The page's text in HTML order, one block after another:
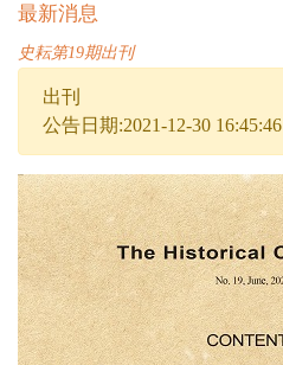
最新消息
史耘第19期出刊
出刊
公告日期:2021-12-30 16:45:46